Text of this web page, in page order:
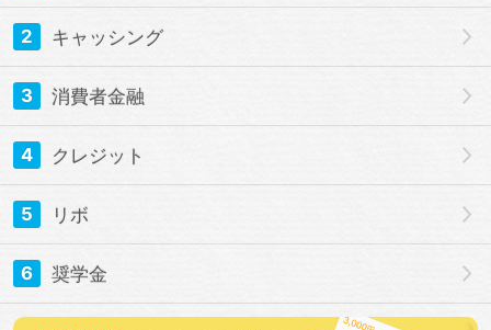
2 キャッシング
3 消費者金融
4 クレジット
5 リボ
6 奨学金